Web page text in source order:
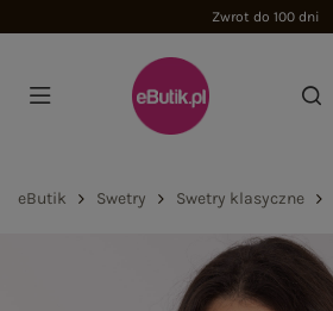
Zwrot do 100 dni
eButik Swetry Swetry klasyczne